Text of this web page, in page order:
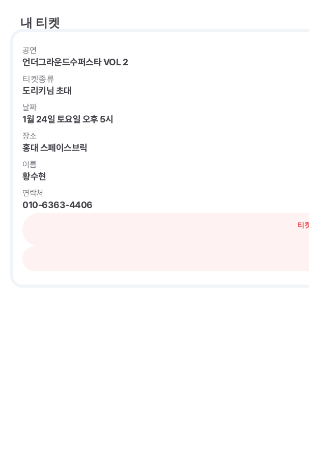
내 티켓
공연
언더그라운드수퍼스타 VOL 2
티켓종류
도리키님 초대
날짜
1월 24일 토요일 오후 5시
장소
홍대 스페이스브릭
이름
황수현
연락처
010-6363-4406
티